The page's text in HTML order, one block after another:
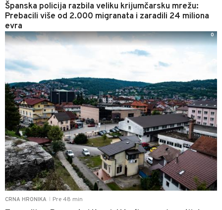
Španska policija razbila veliku krijumčarsku mrežu:
Prebacili više od 2.000 migranata i zaradili 24 miliona
evra
CRNA HRONIKA Pre 48 min
0